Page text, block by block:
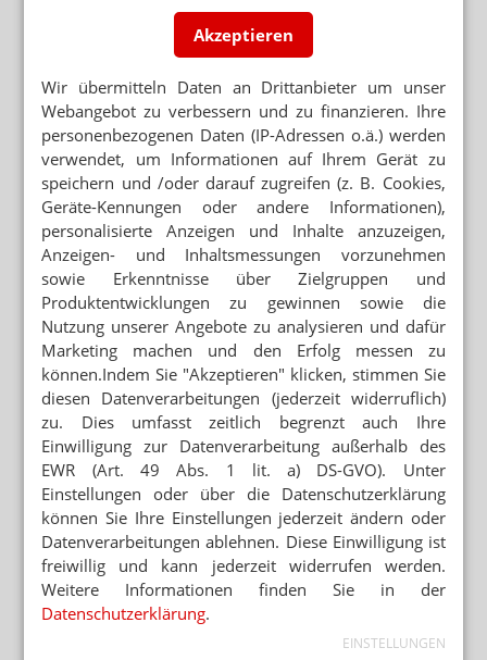
Akzeptieren
Wir übermitteln Daten an Drittanbieter um unser
Webangebot zu verbessern und zu finanzieren. Ihre
personenbezogenen Daten (IP-Adressen o.ä.) werden
verwendet, um Informationen auf Ihrem Gerät zu
speichern und /oder darauf zugreifen (z. B. Cookies,
Geräte-Kennungen oder andere Informationen),
personalisierte Anzeigen und Inhalte anzuzeigen,
Anzeigen- und Inhaltsmessungen vorzunehmen
sowie Erkenntnisse über Zielgruppen und
Produktentwicklungen zu gewinnen sowie die
Nutzung unserer Angebote zu analysieren und dafür
Marketing machen und den Erfolg messen zu
können.Indem Sie "Akzeptieren" klicken, stimmen Sie
diesen Datenverarbeitungen (jederzeit widerruflich)
zu. Dies umfasst zeitlich begrenzt auch Ihre
Einwilligung zur Datenverarbeitung außerhalb des
EWR (Art. 49 Abs. 1 lit. a) DS-GVO). Unter
Einstellungen oder über die Datenschutzerklärung
können Sie Ihre Einstellungen jederzeit ändern oder
Datenverarbeitungen ablehnen. Diese Einwilligung ist
freiwillig und kann jederzeit widerrufen werden.
Weitere Informationen finden Sie in der
Datenschutzerklärung.
EINSTELLUNGEN
MEHR VERORDNUNGEN ÜBER PLATTFORMEN
Cannabis: Preis fordert OTC-Switch
Neuere Artikel zum Thema
DEBATTE IM BUNDESTAG
Union will Cannabis-Freigabe prüfen
SCHWARZMARKT BLEIBT ATTRAKTIV
Chaos bei Cannabis-Clubs
HOHE NACHFRAGE SEIT LEGALISIERUNG
70 Cannabis-Rezepte täglich: Apothekerin
sucht Personal
GERLACH VERTEIDIGT KURS
Cannabis: Lauterbach wirft Bayern Heuchelei
vor
MINISTER VERSPRICHT GOLDENES ZEITALTER
Lauterbach: Wenig Interesse an Overwiening
Mehr zum Thema
„GERECHT! GESUND! GENIESSEN!“
Hanfparade: Demonstranten fordern umfassende